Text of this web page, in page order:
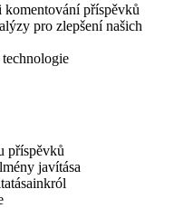
komentování příspěvků
pro zlepšení našich
příspěvků
javítása